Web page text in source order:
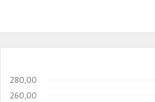
260,00
280,00